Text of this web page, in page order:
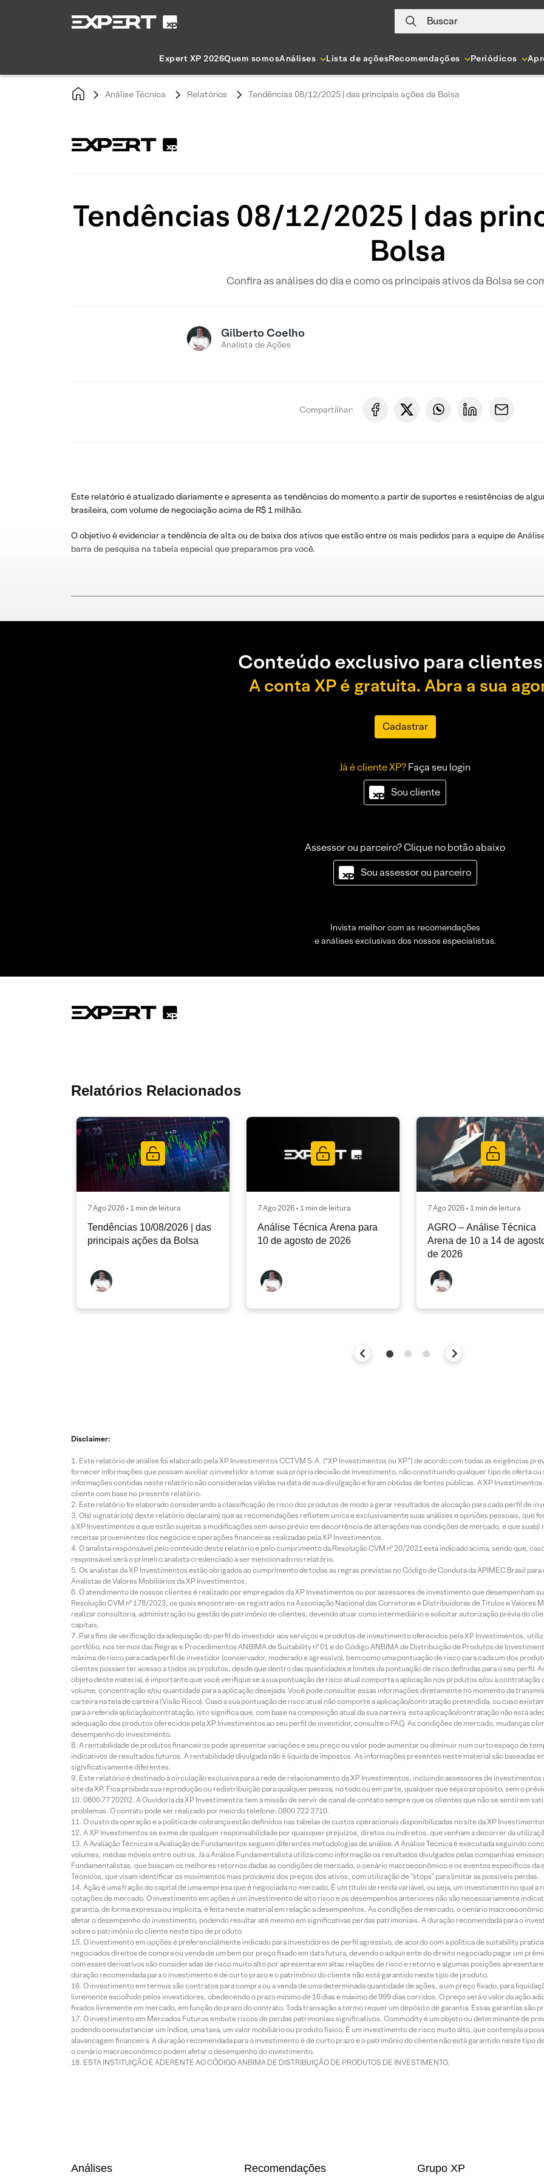
Buscar
Expert XP 2026Quem somosAnálises Lista de açõesRecomendações Periódicos
Análise Técnica Relatórios Tendências 08/12/2025 | das principais ações da Bolsa
Tendências 08/12/2025 | das
Bolsa
Confira as análises do dia e como os principais ativos da Bolsa se
Gilberto Coelho
Analista de Ações
Compartilhar:
Este relatório é atualizado diariamente e apresenta as tendências do momento a partir de suportes e resistências de
brasileira, com volume de negociação acima de R$ 1 milhão.
O objetivo é evidenciar a tendência de alta ou de baixa dos ativos que estão entre os mais pedidos para a equipe de
barra de pesquisa na tabela especial que preparamos pra você.
Conteúdo exclusivo para
A conta XP é gratuita. Abra a sua
Cadastrar
Já é cliente XP?Faça seu login
Sou cliente
Assessor ou parceiro? Clique no botão abaixo
Sou assessor ou parceiro
Invista melhor com as recomendações
e análises exclusivas dos nossos especialistas.
Relatórios Relacionados
7 Ago 2026 • 1 min de leitura
Tendências 10/08/2026 | das
principais ações da Bolsa
7 Ago 2026 • 1 min de leitura
Análise Técnica Arena para
10 de agosto de 2026
7 Ago 2026 • 1 min de leitura
AGRO – Análise Técnica
Arena de 10 a 14 de
de 2026
Disclaimer:
Este relatório de análise foi elaborado pela XP Investimentos CCTVM S.A. (“XP Investimentos ou XP”) de acordo com todas as exigências
fornecer informações que possam auxiliar o investidor a tomar sua própria decisão de investimento, não constituindo qualquer tipo de oferta
informações contidas neste relatório são consideradas válidas na data de sua divulgação e foram obtidas de fontes públicas. A XP
cliente com base no presente relatório.
Este relatório foi elaborado considerando a classificação de risco dos produtos de modo a gerar resultados de alocação para cada perfil de
O(s) signatário(s) deste relatório declara(m) que as recomendações refletem única e exclusivamente suas análises e opiniões pessoais, que
à XP Investimentos e que estão sujeitas a modificações sem aviso prévio em decorrência de alterações nas condições de mercado, e que
receitas provenientes dos negócios e operações financeiras realizadas pela XP Investimentos.
O analista responsável pelo conteúdo deste relatório e pelo cumprimento da Resolução CVM nº 20/2021 está indicado acima, sendo que,
responsável será o primeiro analista credenciado a ser mencionado no relatório.
Os analistas da XP Investimentos estão obrigados ao cumprimento de todas as regras previstas no Código de Conduta da APIMEC Brasil
Analistas de Valores Mobiliários da XP Investimentos.
O atendimento de nossos clientes é realizado por empregados da XP Investimentos ou por assessores de investimento que desempenham
Resolução CVM nº 178/2023, os quais encontram-se registrados na Associação Nacional das Corretoras e Distribuidoras de Títulos e Valores
realizar consultoria, administração ou gestão de patrimônio de clientes, devendo atuar como intermediário e solicitar autorização prévia do
capitais.
Para fins de verificação da adequação do perfil do investidor aos serviços e produtos de investimento oferecidos pela XP Investimentos,
portfólio, nos termos das Regras e Procedimentos ANBIMA de Suitability nº 01 e do Código ANBIMA de Distribuição de Produtos de
máxima de risco para cada perfil de investidor (conservador, moderado e agressivo), bem como uma pontuação de risco para cada um dos
clientes possam ter acesso a todos os produtos, desde que dentro das quantidades e limites da pontuação de risco definidas para o seu perfil.
objeto deste material, é importante que você verifique se a sua pontuação de risco atual comporta a aplicação nos produtos e/ou a contratação
volume, concentração e/ou quantidade para a aplicação desejada. Você pode consultar essas informações diretamente no momento da
carteira na tela de carteira (Visão Risco). Caso a sua pontuação de risco atual não comporte a aplicação/contratação pretendida, ou caso
para a referida aplicação/contratação, isto significa que, com base na composição atual da sua carteira, esta aplicação/contratação não está
adequação dos produtos oferecidos pela XP Investimentos ao seu perfil de investidor, consulte o FAQ. As condições de mercado, mudanças
desempenho do investimento.
A rentabilidade de produtos financeiros pode apresentar variações e seu preço ou valor pode aumentar ou diminuir num curto espaço de
indicativos de resultados futuros. A rentabilidade divulgada não é líquida de impostos. As informações presentes neste material são baseadas
significativamente diferentes.
Este relatório é destinado à circulação exclusiva para a rede de relacionamento da XP Investimentos, incluindo assessores de investimentos
site da XP. Fica proibida sua reprodução ou redistribuição para qualquer pessoa, no todo ou em parte, qualquer que seja o propósito, sem o
0800 77 20202. A Ouvidoria da XP Investimentos tem a missão de servir de canal de contato sempre que os clientes que não se sentirem
problemas. O contato pode ser realizado por meio do telefone: 0800 722 3710.
O custo da operação e a política de cobrança estão definidos nas tabelas de custos operacionais disponibilizadas no site da XP
A XP Investimentos se exime de qualquer responsabilidade por quaisquer prejuízos, diretos ou indiretos, que venham a decorrer da
A Avaliação Técnica e a Avaliação de Fundamentos seguem diferentes metodologias de análise. A Análise Técnica é executada seguindo
volumes, médias móveis entre outros. Já a Análise Fundamentalista utiliza como informação os resultados divulgados pelas companhias
Fundamentalistas, que buscam os melhores retornos dadas as condições de mercado, o cenário macroeconômico e os eventos específicos
Técnicos, que visam identificar os movimentos mais prováveis dos preços dos ativos, com utilização de “stops” para limitar as possíveis perdas.
Ação é uma fração do capital de uma empresa que é negociada no mercado. É um título de renda variável, ou seja, um investimento no qual
cotações de mercado. O investimento em ações é um investimento de alto risco e os desempenhos anteriores não são necessariamente
garantia, de forma expressa ou implícita, é feita neste material em relação a desempenhos. As condições de mercado, o cenário
afetar o desempenho do investimento, podendo resultar até mesmo em significativas perdas patrimoniais. A duração recomendada para o
sobre o patrimônio do cliente neste tipo de produto.
O investimento em opções é preferencialmente indicado para investidores de perfil agressivo, de acordo com a política de suitability
negociados direitos de compra ou venda de um bem por preço fixado em data futura, devendo o adquirente do direito negociado pagar um
com esses derivativos são consideradas de risco muito alto por apresentarem altas relações de risco e retorno e algumas posições
duração recomendada para o investimento é de curto prazo e o patrimônio do cliente não está garantido neste tipo de produto.
O investimento em termos são contratos para compra ou a venda de uma determinada quantidade de ações, a um preço fixado, para
livremente escolhido pelos investidores, obedecendo o prazo mínimo de 16 dias e máximo de 999 dias corridos. O preço será o valor da ação
fixados livremente em mercado, em função do prazo do contrato. Toda transação a termo requer um depósito de garantia. Essas garantias são
O investimento em Mercados Futuros embute riscos de perdas patrimoniais significativos. Commodity é um objeto ou determinante de
podendo consubstanciar um índice, uma taxa, um valor mobiliário ou produto físico. É um investimento de risco muito alto, que contempla a
alavancagem financeira. A duração recomendada para o investimento é de curto prazo e o patrimônio do cliente não está garantido neste tipo
o cenário macroeconômico podem afetar o desempenho do investimento.
ESTA INSTITUIÇÃO É ADERENTE AO CÓDIGO ANBIMA DE DISTRIBUIÇÃO DE PRODUTOS DE INVESTIMENTO.
Análises Recomendações Grupo XP